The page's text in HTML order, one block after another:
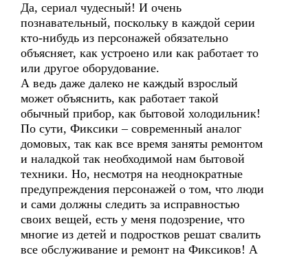
Да, сериал чудесный! И очень
познавательный, поскольку в каждой серии
кто-нибудь из персонажей обязательно
объясняет, как устроено или как работает то
или другое оборудование.
А ведь даже далеко не каждый взрослый
может объяснить, как работает такой
обычный прибор, как бытовой холодильник!
По сути, Фиксики – современный аналог
домовых, так как все время заняты ремонтом
и наладкой так необходимой нам бытовой
техники. Но, несмотря на неоднократные
предупреждения персонажей о том, что люди
и сами должны следить за исправностью
своих вещей, есть у меня подозрение, что
многие из детей и подростков решат свалить
все обслуживание и ремонт на Фиксиков! А